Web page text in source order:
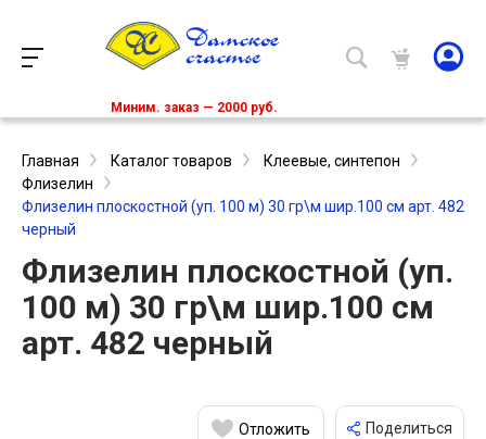
Миним. заказ — 2000 руб.
Главная Каталог товаров
Клеевые, синтепон
Флизелин
Флизелин плоскостной (уп. 100 м) 30 гр\м шир.100 см арт. 482
черный
Флизелин плоскостной (уп.
100 м) 30 гр\м шир.100 см
арт. 482 черный
Отложить Поделиться